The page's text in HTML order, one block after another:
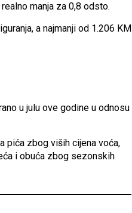
manja za 0,8 odsto.
a najmanji od 1.206 KM
u julu ove godine u odnosu
pića zbog viših cijena voća,
i obuća zbog sezonskih